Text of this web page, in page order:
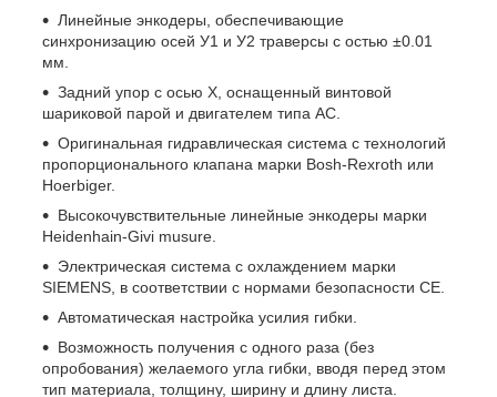
Линейные энкодеры, обеспечивающие
синхронизацию осей У1 и У2 траверсы с остью ±0.01
мм.
Задний упор с осью X, оснащенный винтовой
шариковой парой и двигателем типа АС.
Оригинальная гидравлическая система с технологий
пропорционального клапана марки Bosh-Rexroth или
Hoerbiger.
Высокочувствительные линейные энкодеры марки
Heidenhain-Givi musure.
Электрическая система с охлаждением марки
SIEMENS, в соответствии с нормами безопасности СЕ.
Автоматическая настройка усилия гибки.
Возможность получения с одного раза (без
опробования) желаемого угла гибки, вводя перед этом
тип материала, толщину, ширину и длину листа.